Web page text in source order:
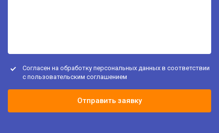
Согласен на обработку персональных данных в соответствии
с пользовательским соглашением
Отправить заявку